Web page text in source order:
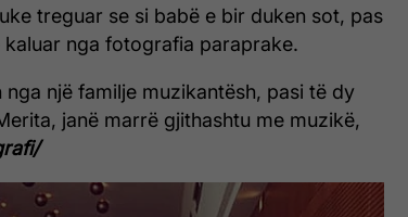
treguar se si babë e bir duken sot, pas
nga fotografia paraprake.
një familje muzikantësh, pasi të dy
janë marrë gjithashtu me muzikë,